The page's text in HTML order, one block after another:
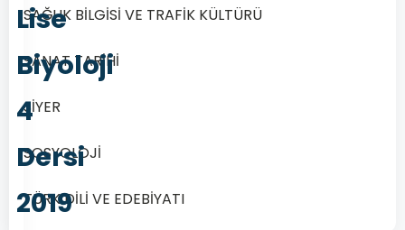
Lise
Biyoloji
4
Dersi
2019
SAĞLIK BİLGİSİ VE TRAFİK KÜLTÜRÜ
SANAT TARİHİ
SİYER
SOSYOLOJİ
TÜRK DİLİ VE EDEBİYATI